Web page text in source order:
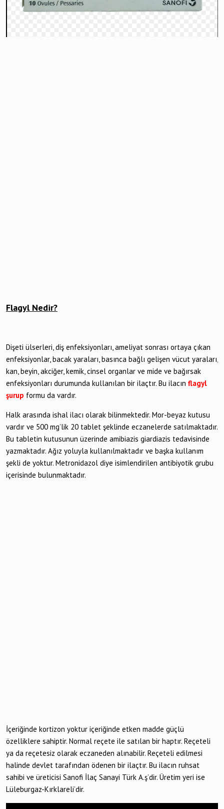
Flagyl Nedir?
Dişeti ülserleri, diş enfeksiyonları, ameliyat sonrası ortaya çıkan
enfeksiyonlar, bacak yaraları, basınca bağlı gelişen vücut yaraları,
kan, beyin, akciğer, kemik, cinsel organlar ve mide ve bağırsak
enfeksiyonları durumunda kullanılan bir ilaçtır. Bu ilacın flagyl
şurup formu da vardır.
Halk arasında ishal ilacı olarak bilinmektedir. Mor-beyaz kutusu
vardır ve 500 mg’lik 20 tablet şeklinde eczanelerde satılmaktadır.
Bu tabletin kutusunun üzerinde amibiazis giardiazis tedavisinde
yazmaktadır. Ağız yoluyla kullanılmaktadır ve başka kullanım
şekli de yoktur. Metronidazol diye isimlendirilen antibiyotik grubu
içerisinde bulunmaktadır.
İçeriğinde kortizon yoktur içeriğinde etken madde güçlü
özelliklere sahiptir. Normal reçete ile satılan bir haptır. Reçeteli
ya da reçetesiz olarak eczaneden alınabilir. Reçeteli edilmesi
halinde devlet tarafından ödenen bir ilaçtır. Bu ilacın ruhsat
sahibi ve üreticisi Sanofi İlaç Sanayi Türk A.ş’dir. Üretim yeri ise
Lüleburgaz-Kırklareli’dir.